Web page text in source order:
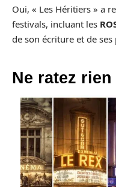
Oui, « Les Héritiers » a
festivals, incluant les
de son écriture et de
Ne ratez